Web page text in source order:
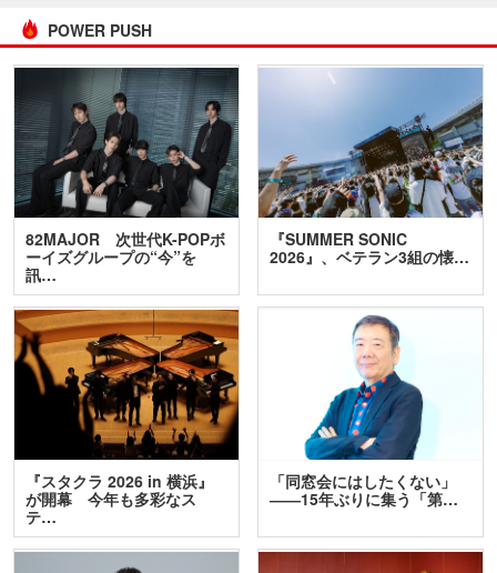
POWER PUSH
82MAJOR 次世代K-POPボ
ーイズグループの“今”を
訊…
『SUMMER SONIC
2026』、ベテラン3組の懐…
『スタクラ 2026 in 横浜』
が開幕 今年も多彩なス
テ…
「同窓会にはしたくない」
――15年ぶりに集う「第…